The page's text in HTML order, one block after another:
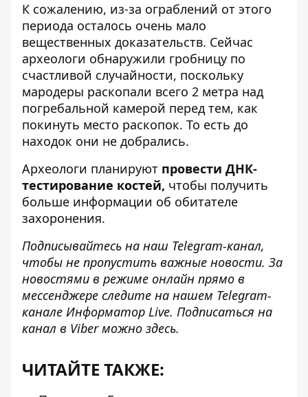
К сожалению, из-за ограблений от этого
периода осталось очень мало
вещественных доказательств. Сейчас
археологи обнаружили гробницу по
счастливой случайности, поскольку
мародеры раскопали всего 2 метра над
погребальной камерой перед тем, как
покинуть место раскопок. То есть до
находок они не добрались.
Археологи планируют провести ДНК-
тестирование костей, чтобы получить
больше информации об обитателе
захоронения.
Подписывайтесь на наш Telegram-канал,
чтобы не пропустить важные новости. За
новостями в режиме онлайн прямо в
мессенджере следите на нашем Telegram-
канале Информатор Live. Подписаться на
канал в Viber можно здесь.
ЧИТАЙТЕ ТАКЖЕ: